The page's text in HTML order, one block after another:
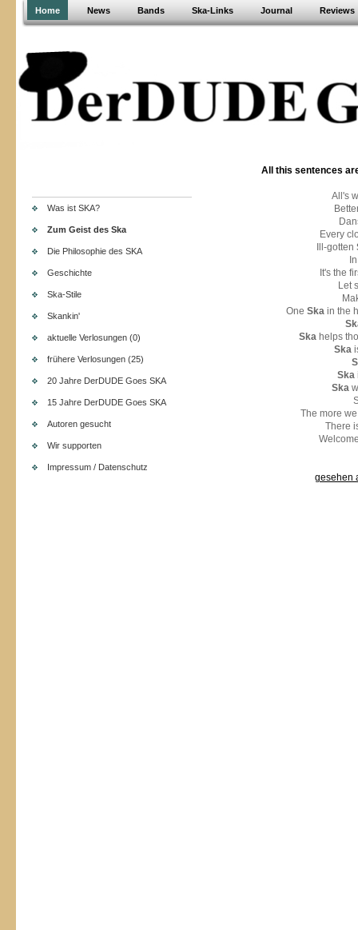
Home News Bands Ska-Links Journal Reviews
Was ist SKA?
Zum Geist des Ska
Die Philosophie des SKA
Geschichte
Ska-Stile
Skankin'
aktuelle Verlosungen (0)
frühere Verlosungen (25)
20 Jahre DerDUDE Goes SKA
15 Jahre DerDUDE Goes SKA
Autoren gesucht
Wir supporten
Impressum / Datenschutz
All this sentences
All's
Every
Ill-gotten
It's the
Let
One Ska in the
Ska helps
Ska
Ska
Ska
The more
There
gesehen